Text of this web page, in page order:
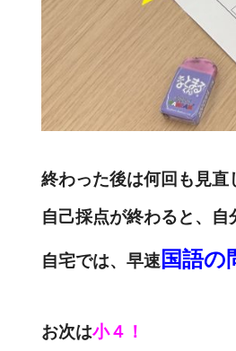
終わった後は何回も見直
自己採点が終わると、自
自宅では、早速国語の
お次は小４！